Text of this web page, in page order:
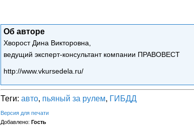
Об авторе
Хворост Дина Викторовна,
ведущий эксперт-консультант компании ПРАВОВЕСТ
http://www.vkursedela.ru/
Теги: авто, пьяный за рулем, ГИБДД
Версия для печати
Добавлено: Гость